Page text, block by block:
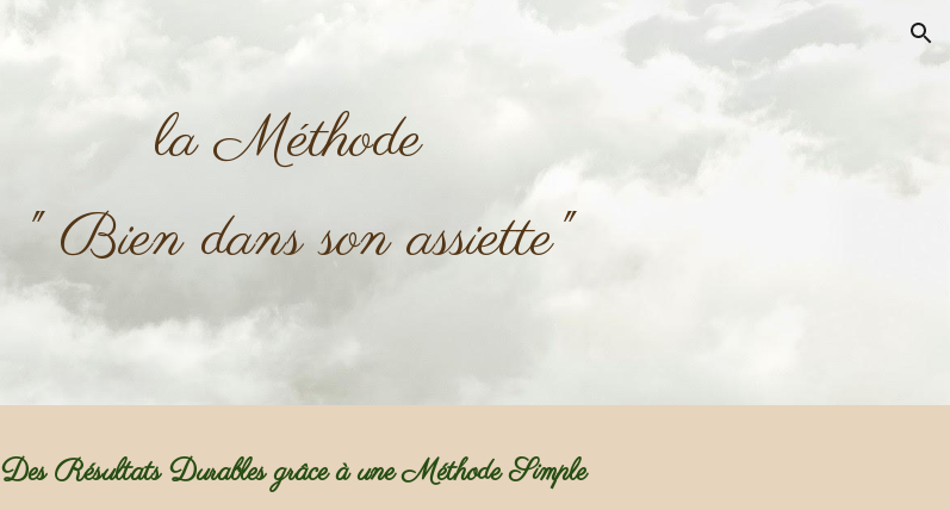
la Méthode
" Bien dans son assiette"
Des Résultats Durables grâce à une Méthode Simple